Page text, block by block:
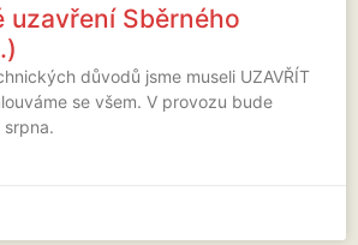
uzavření Sběrného
důvodů jsme museli UZAVŘÍT
se všem. V provozu bude
srpna.